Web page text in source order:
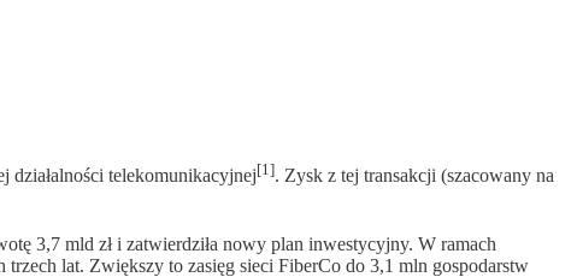
działalności telekomunikacyjnej[1]. Zysk z tej transakcji (szacowany na
3,7 mld zł i zatwierdziła nowy plan inwestycyjny. W ramach
lat. Zwiększy to zasięg sieci FiberCo do 3,1 mln gospodarstw